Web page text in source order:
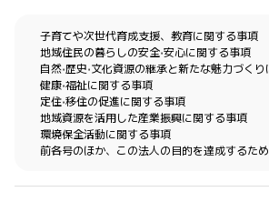
子育てや次世代育成支援、教育に関する事項
地域住⺠の暮らしの安全‧安心に関する事項
自然‧歴史‧文化資源の継承と新たな魅力づく
健康‧福祉に関する事項
定住‧移住の促進に関する事項
地域資源を活用した産業振興に関する事項
環境保全活動に関する事項
前各号のほか、この法人の目的を達成するた